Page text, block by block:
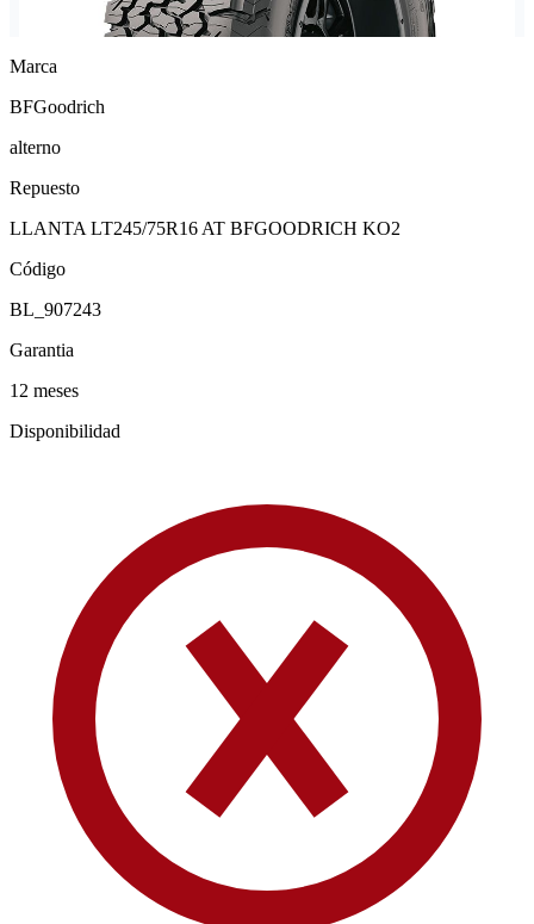
Marca
BFGoodrich
alterno
Repuesto
LLANTA LT245/75R16 AT BFGOODRICH KO2
Código
BL_907243
Garantia
12 meses
Disponibilidad